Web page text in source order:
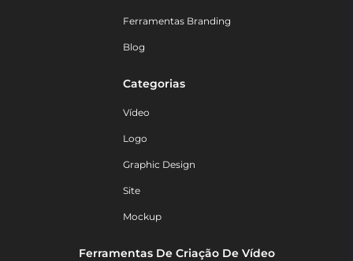
Ferramentas Branding
Blog
Categorias
Vídeo
Logo
Graphic Design
Site
Mockup
Ferramentas De Criação De Vídeo